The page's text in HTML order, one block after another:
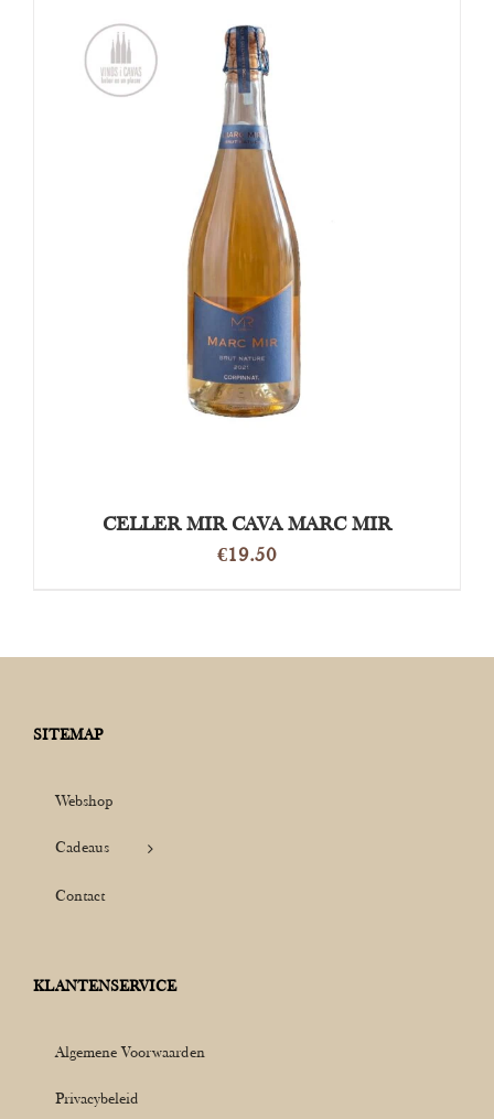
TOEVOEGEN AAN WINKELWAGEN
CELLER MIR CAVA MARC MIR
€19.50
SITEMAP
Webshop
Cadeaus
Contact
KLANTENSERVICE
Algemene Voorwaarden
Privacybeleid